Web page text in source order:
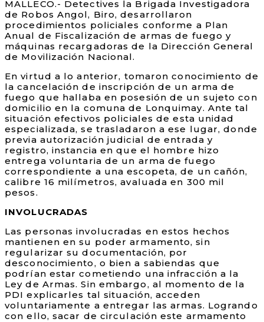
MALLECO.- Detectives la Brigada Investigadora
de Robos Angol, Biro, desarrollaron
procedimientos policiales conforme a Plan
Anual de Fiscalización de armas de fuego y
máquinas recargadoras de la Dirección General
de Movilización Nacional.
En virtud a lo anterior, tomaron conocimiento de
la cancelación de inscripción de un arma de
fuego que hallaba en posesión de un sujeto con
domicilio en la comuna de Lonquimay. Ante tal
situación efectivos policiales de esta unidad
especializada, se trasladaron a ese lugar, donde
previa autorización judicial de entrada y
registro, instancia en que el hombre hizo
entrega voluntaria de un arma de fuego
correspondiente a una escopeta, de un cañón,
calibre 16 milímetros, avaluada en 300 mil
pesos.
INVOLUCRADAS
Las personas involucradas en estos hechos
mantienen en su poder armamento, sin
regularizar su documentación, por
desconocimiento, o bien a sabiendas que
podrían estar cometiendo una infracción a la
Ley de Armas. Sin embargo, al momento de la
PDI explicarles tal situación, acceden
voluntariamente a entregar las armas. Logrando
con ello, sacar de circulación este armamento